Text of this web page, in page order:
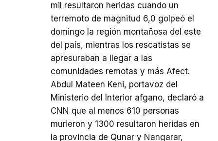
mil resultaron heridas cuando un
terremoto de magnitud 6,0 golpeó el
domingo la región montañosa del este
del país, mientras los rescatistas se
apresuraban a llegar a las
comunidades remotas y más Afect.
Abdul Mateen Keni, portavoz del
Ministerio del Interior afgano, declaró a
CNN que al menos 610 personas
murieron y 1300 resultaron heridas en
la provincia de Qunar y Nangarar,